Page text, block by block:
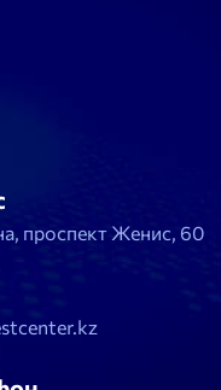
проспект Женис, 60